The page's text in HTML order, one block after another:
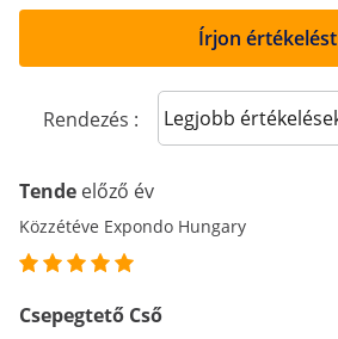
Írjon értékelést
Rendezés : Sort reviews
Tende előző év
Közzétéve Expondo Hungary
Csepegtető Cső